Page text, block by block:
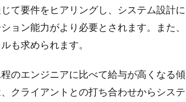
て要件をヒアリングし、システム設計に
ョン能力がより必要とされます。また、
も求められます。
のエンジニアに比べて給与が高くなる傾
クライアントとの打ち合わせからシステ